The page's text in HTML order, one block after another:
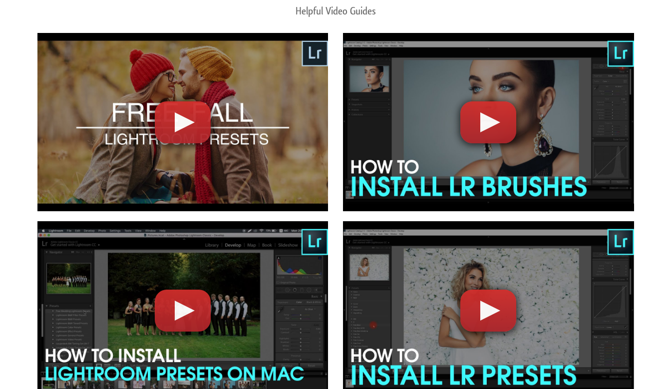
Helpful Video Guides